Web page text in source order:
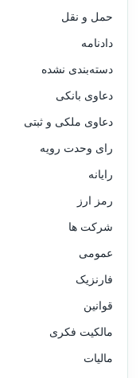
حمل و نقل
دادنامه
دسته‌بندی نشده
دعاوی بانکی
دعاوی ملکی و ثبتی
رای وحدت رویه
رایانه
رمز ارز
شرکت ها
عمومی
فارنزیک
قوانین
مالکیت فکری
مالیات